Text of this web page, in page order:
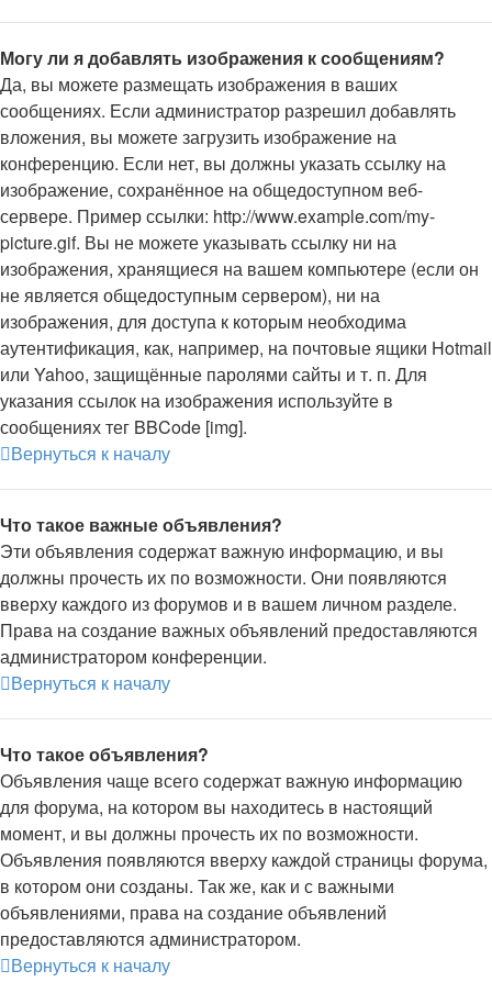
Могу ли я добавлять изображения к сообщениям?
Да, вы можете размещать изображения в ваших
сообщениях. Если администратор разрешил добавлять
вложения, вы можете загрузить изображение на
конференцию. Если нет, вы должны указать ссылку на
изображение, сохранённое на общедоступном веб-
сервере. Пример ссылки: http://www.example.com/my-
picture.gif. Вы не можете указывать ссылку ни на
изображения, хранящиеся на вашем компьютере (если он
не является общедоступным сервером), ни на
изображения, для доступа к которым необходима
аутентификация, как, например, на почтовые ящики Hotmail
или Yahoo, защищённые паролями сайты и т. п. Для
указания ссылок на изображения используйте в
сообщениях тег BBCode [img].
Вернуться к началу
Что такое важные объявления?
Эти объявления содержат важную информацию, и вы
должны прочесть их по возможности. Они появляются
вверху каждого из форумов и в вашем личном разделе.
Права на создание важных объявлений предоставляются
администратором конференции.
Вернуться к началу
Что такое объявления?
Объявления чаще всего содержат важную информацию
для форума, на котором вы находитесь в настоящий
момент, и вы должны прочесть их по возможности.
Объявления появляются вверху каждой страницы форума,
в котором они созданы. Так же, как и с важными
объявлениями, права на создание объявлений
предоставляются администратором.
Вернуться к началу